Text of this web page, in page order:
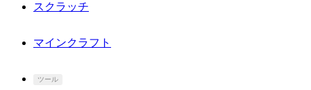
スクラッチ
マインクラフト
ツール